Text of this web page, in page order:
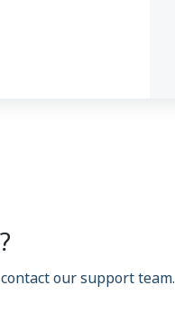
our support team.